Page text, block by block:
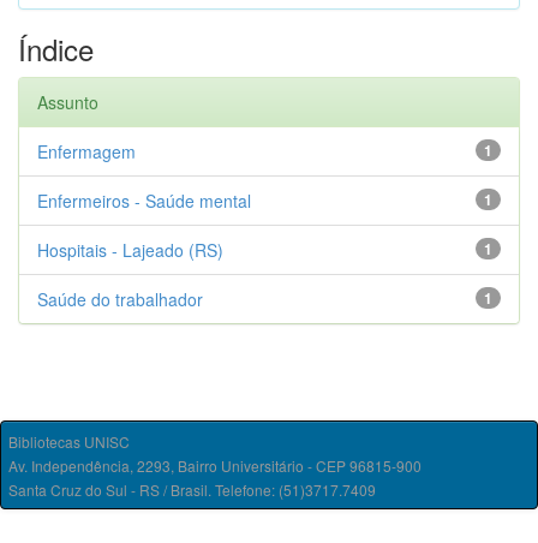
Índice
Assunto
1
Enfermagem
1
Enfermeiros - Saúde mental
1
Hospitais - Lajeado (RS)
1
Saúde do trabalhador
Bibliotecas UNISC
Av. Independência, 2293, Bairro Universitário - CEP 96815-900
Santa Cruz do Sul - RS / Brasil. Telefone: (51)3717.7409